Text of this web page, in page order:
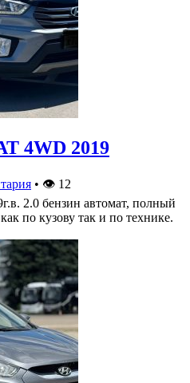
4WD 2019
• 👁 12
2.0 бензин автомат, полный
по кузову так и по технике.